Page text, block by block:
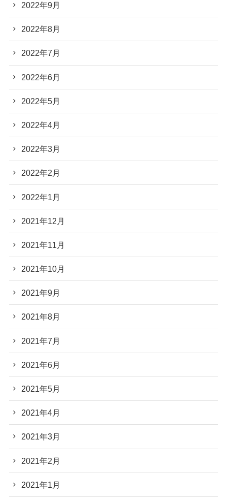
2022年9月
2022年8月
2022年7月
2022年6月
2022年5月
2022年4月
2022年3月
2022年2月
2022年1月
2021年12月
2021年11月
2021年10月
2021年9月
2021年8月
2021年7月
2021年6月
2021年5月
2021年4月
2021年3月
2021年2月
2021年1月